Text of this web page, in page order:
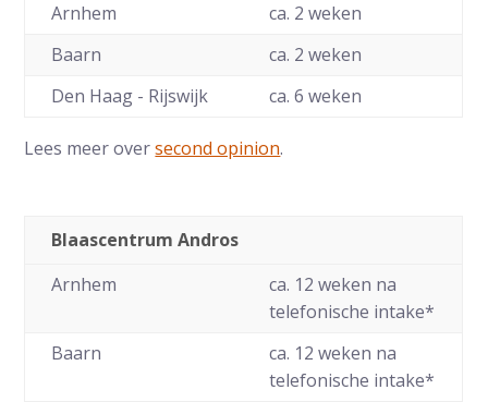
Arnhem
ca. 2 weken
Baarn
ca. 2 weken
Den Haag - Rijswijk
ca. 6 weken
Lees meer oversecond opinion.
Blaascentrum Andros
Arnhem
ca. 12 weken na
telefonische intake*
Baarn
ca. 12 weken na
telefonische intake*